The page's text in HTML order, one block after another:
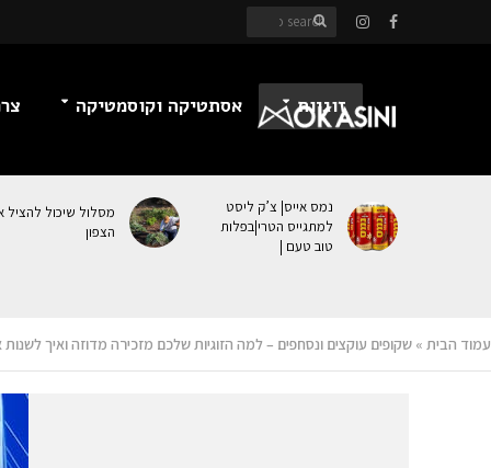
זוגיות אסתטיקה וקוסמטיקה
נמס אייס| צ’ק ליסט
למתגייס הטרי|בפלות
טוב טעם |
מסלול שיכול להציל
הצפון
עמוד הבית » שקופים עוקצים ונסחפים – למה הזוגיות שלכם מזכירה מדוזה ואיך